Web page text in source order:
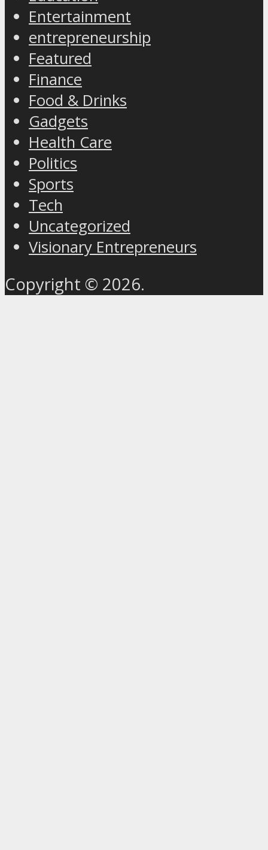
Entertainment
entrepreneurship
Featured
Finance
Food & Drinks
Gadgets
Health Care
Politics
Sports
Tech
Uncategorized
Visionary Entrepreneurs
Copyright © 2026.